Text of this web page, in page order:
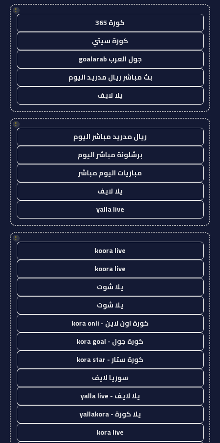
!
كورة 365
كورة سيتي
جول العرب goalarab
بث مباشر ريال مدريد اليوم
يلا لايف
!
ريال مدريد مباشر اليوم
برشلونة مباشر اليوم
مباريات اليوم مباشر
يلا لايف
yalla live
!
koora live
koora live
يلا شوت
يلا شوت
كورة اون لاين - kora onli
كورة جول - kora goal
كورة ستار - kora star
سوريا لايف
يلا لايف - yalla live
يلا كورة - yallakora
kora live